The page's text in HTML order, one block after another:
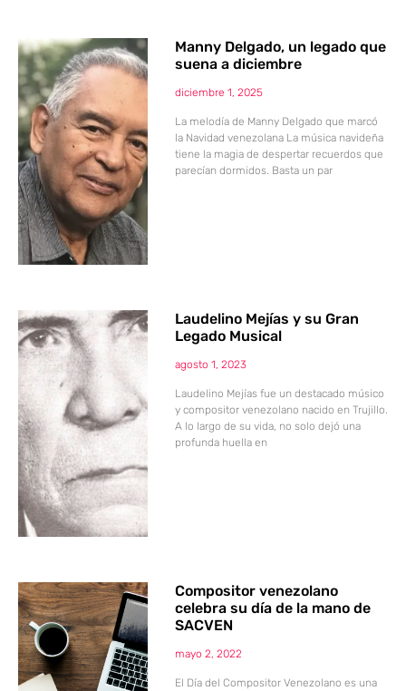
Manny Delgado, un legado que
suena a diciembre
diciembre 1, 2025
La melodía de Manny Delgado que marcó
la Navidad venezolana La música navideña
tiene la magia de despertar recuerdos que
parecían dormidos. Basta un par
Laudelino Mejías y su Gran
Legado Musical
agosto 1, 2023
Laudelino Mejías fue un destacado músico
y compositor venezolano nacido en Trujillo.
A lo largo de su vida, no solo dejó una
profunda huella en
Compositor venezolano
celebra su día de la mano de
SACVEN
mayo 2, 2022
El Día del Compositor Venezolano es una